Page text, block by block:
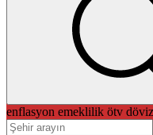
enflasyon emeklilik ötv döviz